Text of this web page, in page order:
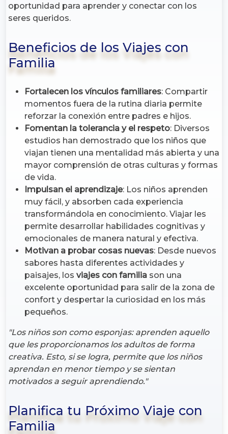
oportunidad para aprender y conectar con los
seres queridos.
Beneficios de los Viajes con
Familia
Fortalecen los vínculos familiares: Compartir
momentos fuera de la rutina diaria permite
reforzar la conexión entre padres e hijos.
Fomentan la tolerancia y el respeto: Diversos
estudios han demostrado que los niños que
viajan tienen una mentalidad más abierta y una
mayor comprensión de otras culturas y formas
de vida.
Impulsan el aprendizaje: Los niños aprenden
muy fácil, y absorben cada experiencia
transformándola en conocimiento. Viajar les
permite desarrollar habilidades cognitivas y
emocionales de manera natural y efectiva.
Motivan a probar cosas nuevas: Desde nuevos
sabores hasta diferentes actividades y
paisajes, losviajes con familia son una
excelente oportunidad para salir de la zona de
confort y despertar la curiosidad en los más
pequeños.
"Los niños son como esponjas: aprenden aquello
que les proporcionamos los adultos de forma
creativa. Esto, si se logra, permite que los niños
aprendan en menor tiempo y se sientan
motivados a seguir aprendiendo."
Planifica tu Próximo Viaje con
Familia